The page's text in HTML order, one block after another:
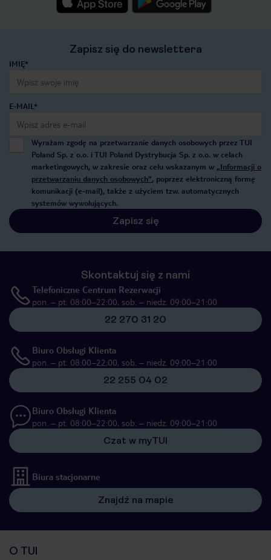
Zapisz się do newslettera
IMIĘ*
E-MAIL*
Wyrażam zgodę na przetwarzanie danych osobowych przez TUI
Poland Sp. z o.o. i TUI Poland Dystrybucja Sp. z o.o. w celach
marketingowych, w zakresie oraz celu wskazanym w „Informacji o
przetwarzaniu danych osobowych”, poprzez elektroniczną formę
komunikacji (e-mail), także z użyciem tzw. automatycznych
systemów wywołujących.
Zapisz się
Skontaktuj się z nami
Telefoniczne Centrum Rezerwacji
pon. – pt. 08:00–22:00, sob. – niedz. 09:00–21:00
22 270 31 20
Biuro Obsługi Klienta
pon. – pt. 08:00–22:00, sob. – niedz. 09:00–21:00
22 255 04 02
Biuro Obsługi Klienta
pon. – pt. 08:00–22:00, sob. – niedz. 09:00–21:00
Czat w myTUI
Biura stacjonarne
Znajdź na mapie
O TUI